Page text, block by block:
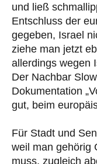
und ließ
Entschluss der
gegeben, Israel
ziehe man jetzt
allerdings wegen
Der Nachbar
Dokumentation
gut, beim
Für Stadt und
weil man gehörig
muss, zugleich